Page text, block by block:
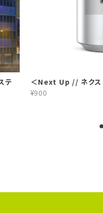
テ
＜Next Up // ネクス
¥900